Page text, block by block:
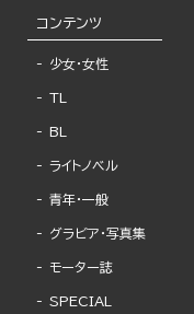
コンテンツ
少女・女性
TL
BL
ライトノベル
青年・一般
グラビア・写真集
モーター誌
SPECIAL